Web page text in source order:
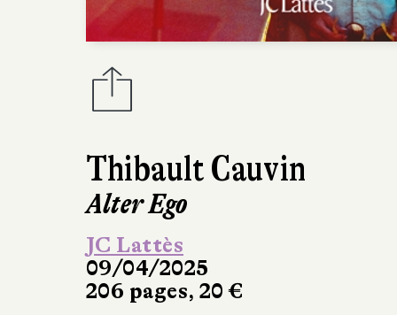
Thibault Cauvin
Alter Ego
JC Lattès
09/04/2025
206 pages, 20 €